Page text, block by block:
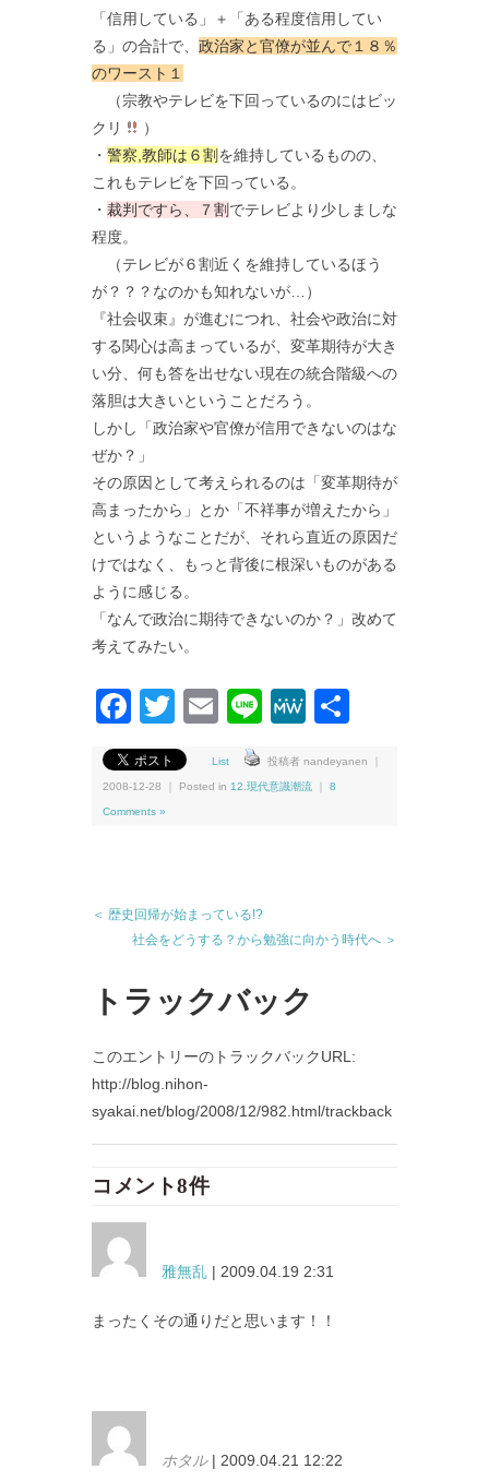
「信用している」＋「ある程度信用してい
る」の合計で、 政治家と官僚が並んで１８％
のワースト１
（宗教やテレビを下回っているのにはビッ
クリ
）
・ 警察,教師は６割を維持しているものの、
これもテレビを下回っている。
・ 裁判ですら、７割でテレビより少しましな
程度。
（テレビが６割近くを維持しているほう
が？？？なのかも知れないが…）
『社会収束』が進むにつれ、社会や政治に対
する関心は高まっているが、変革期待が大き
い分、何も答を出せない現在の統合階級への
落胆は大きいということだろう。
しかし「政治家や官僚が信用できないのはな
ぜか？」
その原因として考えられるのは「変革期待が
高まったから」とか「不祥事が増えたから」
というようなことだが、それら直近の原因だ
けではなく、もっと背後に根深いものがある
ように感じる。
「なんで政治に期待できないのか？」改めて
考えてみたい。
Facebook
Twitter
Email
LineMeWe
List 投稿者 nandeyanen ｜
2008-12-28 ｜ Posted in 12.現代意識潮流 8
Comments »
＜ 歴史回帰が始まっている!?
社会をどうする？から勉強に向かう時代へ ＞
トラックバック
このエントリーのトラックバックURL:
http://blog.nihon-
syakai.net/blog/2008/12/982.html/trackback
コメント8件
雅無乱 | 2009.04.19 2:31
まったくその通りだと思います！！
ホタル| 2009.04.21 12:22